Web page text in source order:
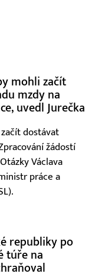
mohli začít
mzdy na
uvedl Jurečka
dostávat
žádostí
Václava
práce a
republiky po
túře na